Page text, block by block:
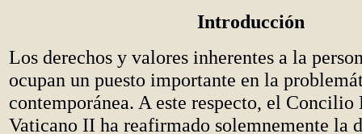
Introducción
Los derechos y valores inherentes a la
ocupan un puesto importante en la
contemporánea. A este respecto, el Concilio
Vaticano II ha reafirmado solemnemente la